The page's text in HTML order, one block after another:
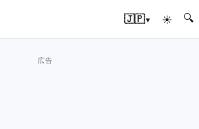
🇯🇵▾ ☀ 🔍